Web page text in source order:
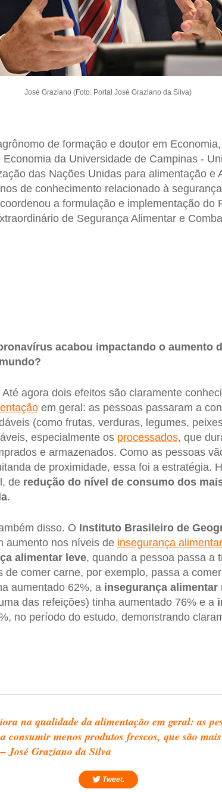
José Graziano (Foto: Portal José Graziano da Silva)
de formação e doutor em
da Universidade de Campinas -
das Nações Unidas para alimentação e
de conhecimento relacionado à
a formulação e implementação do
de Segurança Alimentar e
acabou impactando o aumento
Até agora dois efeitos são claramente
em geral: as pessoas passaram a
(como frutas, verduras, legumes,
especialmente os processados, que
e armazenados. Como as pessoas
de proximidade, essa foi a estratégia.
de redução do nível de consumo dos
.
disso. O Instituto Brasileiro de
aumento nos níveis de insegurança alimentar
alimentar leve, quando a pessoa passa a
de comer carne, por exemplo, passa a
aumentado 62%, a insegurança alimentar
das refeições) tinha aumentado 76% e a
no período do estudo, demonstrando
na qualidade da alimentação em geral: as
consumir menos produtos frescos, que são mais
José Graziano da Silva
Tweet.